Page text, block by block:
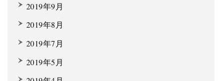
2019年9月
2019年8月
2019年7月
2019年5月